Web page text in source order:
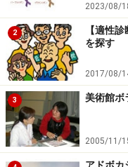
2023/08/
2
【適性
を探す
2017/08/
3 美術館ボ
2005/11/